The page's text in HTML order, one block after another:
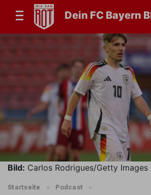
Dein FC Bayern
Bild: Carlos Rodrigues/Getty Images
Startseite » Podcast »